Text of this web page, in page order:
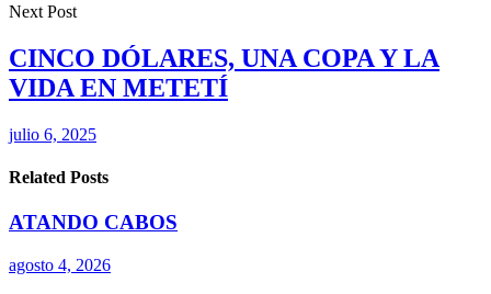
Next Post
CINCO DÓLARES, UNA COPA Y LA
VIDA EN METETÍ
julio 6, 2025
Related Posts
ATANDO CABOS
agosto 4, 2026